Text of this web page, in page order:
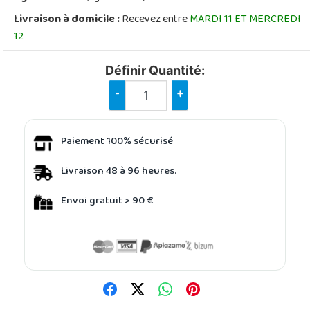
Livraison à domicile :Recevez entreMARDI 11 ET MERCREDI
12
Définir Quantité:
- +
Paiement 100% sécurisé
Livraison 48 à 96 heures.
Envoi gratuit > 90 €